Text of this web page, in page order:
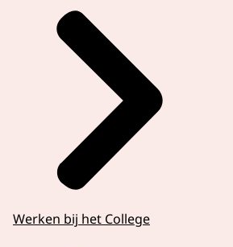
Werken bij het College